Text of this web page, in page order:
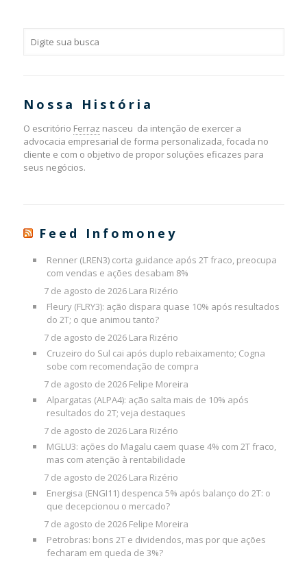
Nossa História
O escritório Ferraz nasceu da intenção de exercer a
advocacia empresarial de forma personalizada, focada no
cliente e com o objetivo de propor soluções eficazes para
seus negócios.
Feed Infomoney
Renner (LREN3) corta guidance após 2T fraco, preocupa
com vendas e ações desabam 8%
7 de agosto de 2026 Lara Rizério
Fleury (FLRY3): ação dispara quase 10% após resultados
do 2T; o que animou tanto?
7 de agosto de 2026 Lara Rizério
Cruzeiro do Sul cai após duplo rebaixamento; Cogna
sobe com recomendação de compra
7 de agosto de 2026 Felipe Moreira
Alpargatas (ALPA4): ação salta mais de 10% após
resultados do 2T; veja destaques
7 de agosto de 2026 Lara Rizério
MGLU3: ações do Magalu caem quase 4% com 2T fraco,
mas com atenção à rentabilidade
7 de agosto de 2026 Lara Rizério
Energisa (ENGI11) despenca 5% após balanço do 2T: o
que decepcionou o mercado?
7 de agosto de 2026 Felipe Moreira
Petrobras: bons 2T e dividendos, mas por que ações
fecharam em queda de 3%?